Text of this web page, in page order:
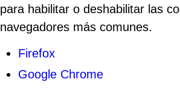
para habilitar o deshabilitar las
navegadores más comunes.
Firefox
Google Chrome